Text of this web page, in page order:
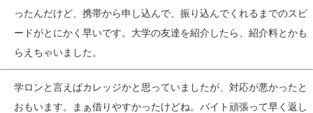
ったんだけど、携帯から申し込んで、振り込んでくれるまでのスピ
ードがとにかく早いです。大学の友達を紹介したら、紹介料とかも
らえちゃいました。
学ロンと言えばカレッジかと思っていましたが、対応が悪かったと
おもいます。まぁ借りやすかったけどね。バイト頑張って早く返し